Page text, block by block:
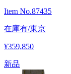
Item No.87435
在庫有/東京
¥359,850
新品